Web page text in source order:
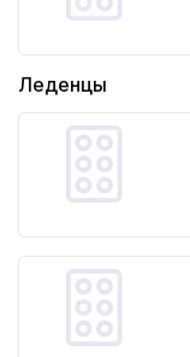
Леденцы